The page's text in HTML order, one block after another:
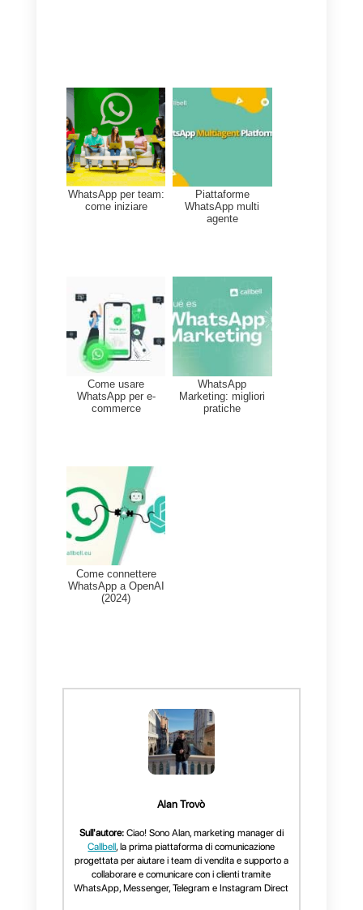
azioni di tutto il team,
bloccando qualsiasi tentativo
di manipolazione impropria
delle informazioni.
Infrastruttura globale:
condizioni di privacy richieste
da Meta, Callbell archivia e
gestisce i dati aziendali
secondo protocolli di massima
sicurezza. In questo modo, il
concentrarsi sulle vendite,
mentre la piattaforma si
occupa di salvare
automaticamente ogni file,
messaggio e contatto su un
Conclusione
sicurezza dei dati su
WhatsApp Business
fattore negoziabile. Scegliere il
software sbagliato per
centralizzare le informazioni